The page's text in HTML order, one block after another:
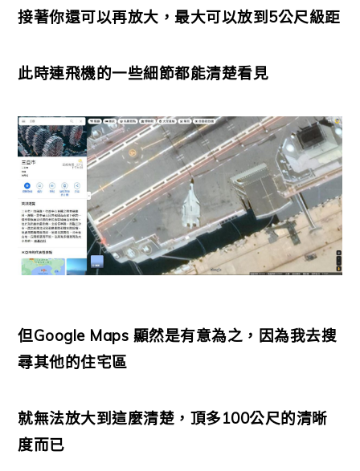
接著你還可以再放大，最大可以放到5公尺級距
此時連飛機的一些細節都能清楚看見
但Google Maps 顯然是有意為之，因為我去搜
尋其他的住宅區
就無法放大到這麼清楚，頂多100公尺的清晰
度而已